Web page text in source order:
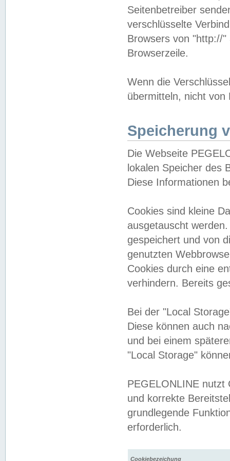
Seitenbetreiber
verschlüsselte
Browsers von "http://
Browserzeile.
Wenn die
übermitteln, nicht von
Speicherung
Die Webseite
lokalen Speicher des
Diese Informationen
Cookies sind kleine
ausgetauscht
gespeichert und von
genutzten
Cookies durch eine
verhindern. Bereits
Bei der "Local
Diese können auch
und bei einem
"Local Storage"
PEGELONLINE nutzt
und korrekte
grundlegende
erforderlich.
Cookiebezeichung